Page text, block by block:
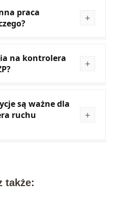
praca
na kontrolera
są ważne dla
ruchu
także: